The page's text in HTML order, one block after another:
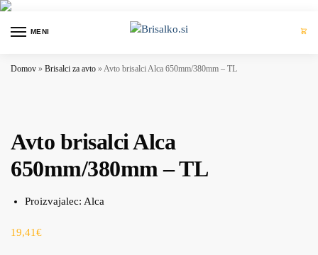
MENI
Domov » Brisalci za avto »Avto brisalci Alca 650mm/380mm – TL
Avto brisalci Alca
650mm/380mm – TL
Proizvajalec: Alca
19,41€